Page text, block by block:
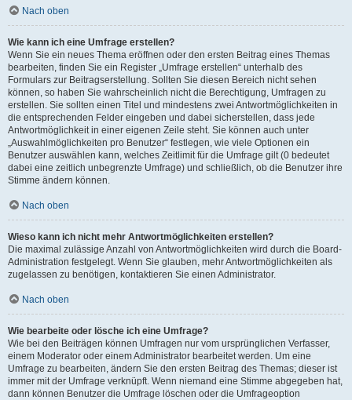
Nach oben
Wie kann ich eine Umfrage erstellen?
Wenn Sie ein neues Thema eröffnen oder den ersten Beitrag eines Themas
bearbeiten, finden Sie ein Register „Umfrage erstellen“ unterhalb des
Formulars zur Beitragserstellung. Sollten Sie diesen Bereich nicht sehen
können, so haben Sie wahrscheinlich nicht die Berechtigung, Umfragen zu
erstellen. Sie sollten einen Titel und mindestens zwei Antwortmöglichkeiten in
die entsprechenden Felder eingeben und dabei sicherstellen, dass jede
Antwortmöglichkeit in einer eigenen Zeile steht. Sie können auch unter
„Auswahlmöglichkeiten pro Benutzer“ festlegen, wie viele Optionen ein
Benutzer auswählen kann, welches Zeitlimit für die Umfrage gilt (0 bedeutet
dabei eine zeitlich unbegrenzte Umfrage) und schließlich, ob die Benutzer ihre
Stimme ändern können.
Nach oben
Wieso kann ich nicht mehr Antwortmöglichkeiten erstellen?
Die maximal zulässige Anzahl von Antwortmöglichkeiten wird durch die Board-
Administration festgelegt. Wenn Sie glauben, mehr Antwortmöglichkeiten als
zugelassen zu benötigen, kontaktieren Sie einen Administrator.
Nach oben
Wie bearbeite oder lösche ich eine Umfrage?
Wie bei den Beiträgen können Umfragen nur vom ursprünglichen Verfasser,
einem Moderator oder einem Administrator bearbeitet werden. Um eine
Umfrage zu bearbeiten, ändern Sie den ersten Beitrag des Themas; dieser ist
immer mit der Umfrage verknüpft. Wenn niemand eine Stimme abgegeben hat,
dann können Benutzer die Umfrage löschen oder die Umfrageoption